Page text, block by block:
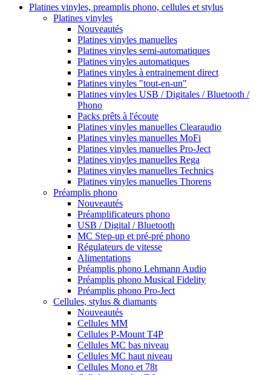
Platines vinyles, preamplis phono, cellules et stylus
Platines vinyles
Nouveautés
Platines vinyles manuelles
Platines vinyles semi-automatiques
Platines vinyles automatiques
Platines vinyles à entrainement direct
Platines vinyles "tout-en-un"
Platines vinyles USB / Digitales / Bluetooth /
Phono
Packs prêts à l'écoute
Platines vinyles manuelles Clearaudio
Platines vinyles manuelles MoFi
Platines vinyles manuelles Pro-Ject
Platines vinyles manuelles Rega
Platines vinyles manuelles Technics
Platines vinyles manuelles Thorens
Préamplis phono
Nouveautés
Préamplificateurs phono
USB / Digital / Bluetooth
MC Step-up et pré-pré phono
Régulateurs de vitesse
Alimentations
Préamplis phono Lehmann Audio
Préamplis phono Musical Fidelity
Préamplis phono Pro-Ject
Cellules, stylus & diamants
Nouveautés
Cellules MM
Cellules P-Mount T4P
Cellules MC bas niveau
Cellules MC haut niveau
Cellules Mono et 78t